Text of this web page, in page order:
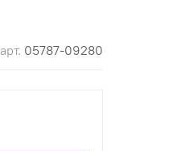
арт. 05787-09280